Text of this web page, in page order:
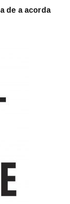
de a acorda